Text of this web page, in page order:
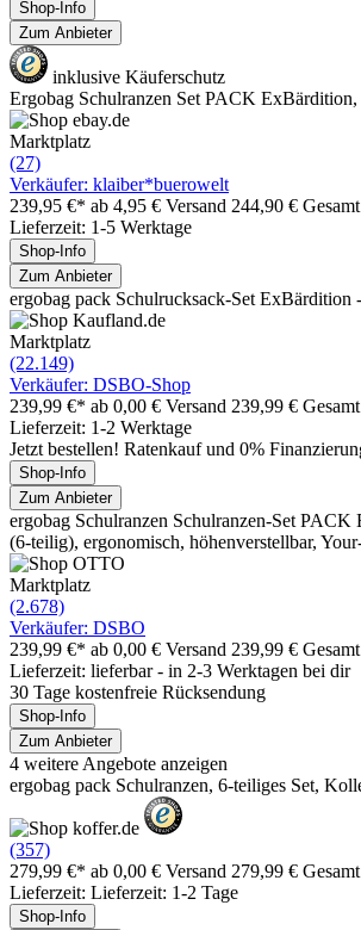
Shop-Info
Zum Anbieter
inklusive Käuferschutz
Ergobag Schulranzen Set PACK
Marktplatz
(27)
Verkäufer: klaiber*buerowelt
239,95 €* ab 4,95 € Versand 244,90 € Gesamt
Lieferzeit: 1-5 Werktage
Shop-Info
Zum Anbieter
ergobag pack Schulrucksack-Set ExBärdition
Marktplatz
(22.149)
Verkäufer: DSBO-Shop
239,99 €* ab 0,00 € Versand 239,99 € Gesamt
Lieferzeit: 1-2 Werktage
Jetzt bestellen! Ratenkauf und 0%
Shop-Info
Zum Anbieter
ergobag Schulranzen Schulranzen-Set
(6-teilig), ergonomisch, höhenverstellbar,
Marktplatz
(2.678)
Verkäufer: DSBO
239,99 €* ab 0,00 € Versand 239,99 € Gesamt
Lieferzeit: lieferbar - in 2-3 Werktagen bei dir
30 Tage kostenfreie Rücksendung
Shop-Info
Zum Anbieter
4 weitere Angebote anzeigen
ergobag pack Schulranzen, 6-teiliges Set,
(357)
279,99 €* ab 0,00 € Versand 279,99 € Gesamt
Lieferzeit: Lieferzeit: 1-2 Tage
Shop-Info